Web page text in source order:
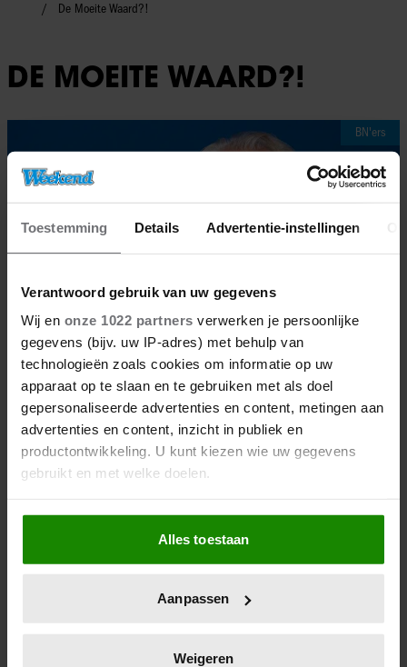
Toestemming Details Advertentie-instellingen
Verantwoord gebruik van uw gegevens
Wij en onze 1022 partners verwerken je persoonlijke
gegevens (bijv. uw IP-adres) met behulp van
technologieën zoals cookies om informatie op uw
apparaat op te slaan en te gebruiken met als doel
gepersonaliseerde advertenties en content, metingen aan
advertenties en content, inzicht in publiek en
productontwikkeling. U kunt kiezen wie uw gegevens
gebruikt en met welke doelen.
Als u het toestaat, willen we ook graag:
Informatie verzamelen over uw geografische
locatie, die tot een paar meter nauwkeurig kan zijn
scannen op specifieke eigenschappen (fingerprinting)
verwerkt en stel uw voorkeuren in het
Alles toestaan
Aanpassen
Weigeren
De Moeite Waard?!
DE MOEITE WAARD?!
BN'ers
24/05/2023
RTL-SHOW DE MOEITE WAARD?!
SCOORT NOG NIET DE PANNEN VAN HET
DAK